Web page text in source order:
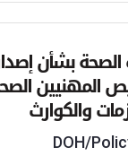
بشأن
المهنيين
والكوارث
DOH/